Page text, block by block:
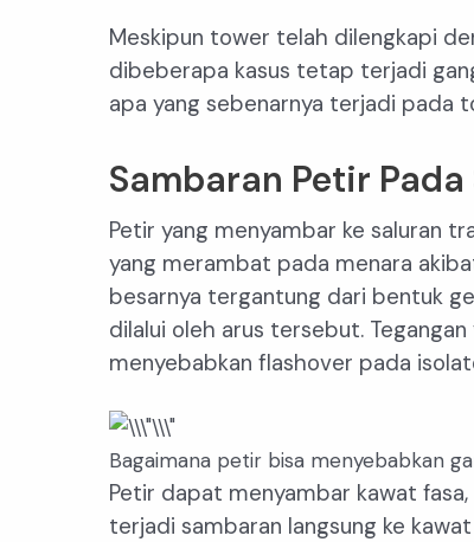
Meskipun tower telah dilengkapi
dibeberapa kasus tetap terjadi
apa yang sebenarnya terjadi
Sambaran Petir
Petir yang menyambar ke saluran
yang merambat pada menara
besarnya tergantung dari bentuk
dilalui oleh arus tersebut.
menyebabkan flashover pada
Bagaimana petir bisa menyebabkan
Petir dapat menyambar kawat
terjadi sambaran langsung ke